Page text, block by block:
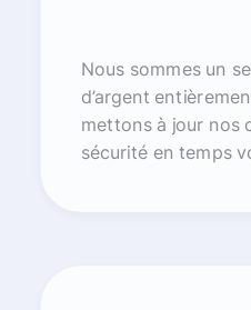
Nous sommes un
d’argent
mettons à jour nos
sécurité en temps